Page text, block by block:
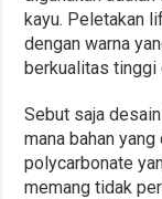
kayu. Peletakan
dengan warna
berkualitas tinggi
Sebut saja
mana bahan
polycarbonate
memang tidak